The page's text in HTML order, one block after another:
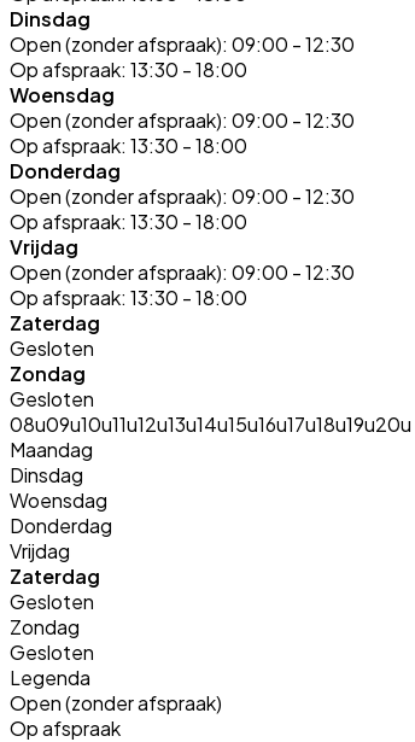
Dinsdag
Open (zonder afspraak): 09:00 - 12:30
Op afspraak: 13:30 - 18:00
Woensdag
Open (zonder afspraak): 09:00 - 12:30
Op afspraak: 13:30 - 18:00
Donderdag
Open (zonder afspraak): 09:00 - 12:30
Op afspraak: 13:30 - 18:00
Vrijdag
Open (zonder afspraak): 09:00 - 12:30
Op afspraak: 13:30 - 18:00
Zaterdag
Gesloten
Zondag
Gesloten
08u09u10u11u12u13u14u15u16u17u18u19u20u
Maandag
Dinsdag
Woensdag
Donderdag
Vrijdag
Zaterdag
Gesloten
Zondag
Gesloten
Legenda
Open (zonder afspraak)
Op afspraak